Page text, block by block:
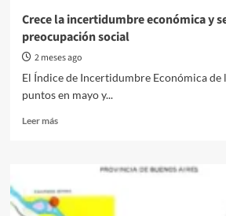
presidencia
del
Perú
Crece la incertidumbre económica y
preocupación social
2 meses ago
El Índice de Incertidumbre Económica de
puntos en mayo y...
Leer másRead
incertidumbre
económica